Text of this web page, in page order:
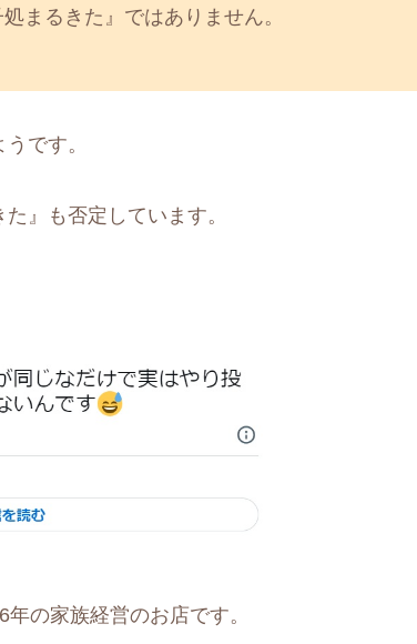
まるきた』ではありません。
です。
』も否定しています。
の家族経営のお店です。